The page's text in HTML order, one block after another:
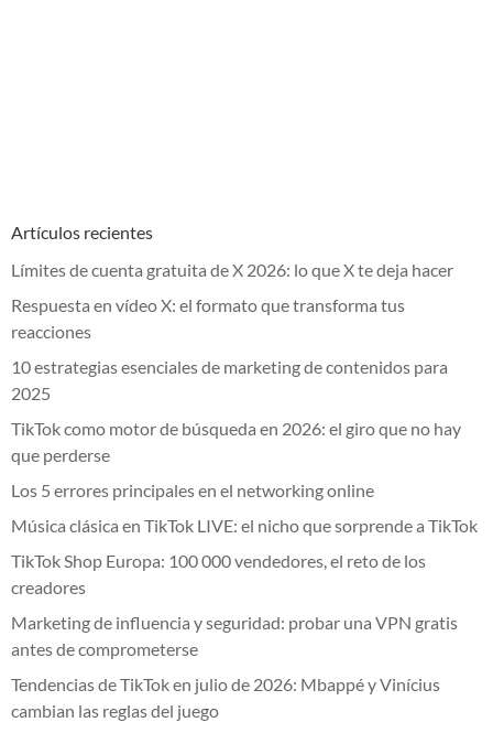
Artículos recientes
Límites de cuenta gratuita de X 2026: lo que X te deja hacer
Respuesta en vídeo X: el formato que transforma tus
reacciones
10 estrategias esenciales de marketing de contenidos para
2025
TikTok como motor de búsqueda en 2026: el giro que no hay
que perderse
Los 5 errores principales en el networking online
Música clásica en TikTok LIVE: el nicho que sorprende a TikTok
TikTok Shop Europa: 100 000 vendedores, el reto de los
creadores
Marketing de influencia y seguridad: probar una VPN gratis
antes de comprometerse
Tendencias de TikTok en julio de 2026: Mbappé y Vinícius
cambian las reglas del juego